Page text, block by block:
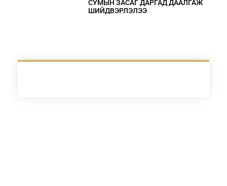
СУМЫН ЗАСАГ ДАРГАД ДААЛГАЖ
ШИЙДВЭРЛЭЛЭЭ